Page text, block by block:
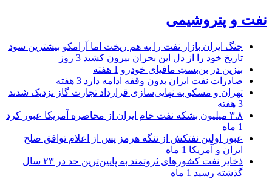
نفت و پتروشیمی
جنگ ایران بازار نفت را به هم ریخت اما آرامکو بیشترین سود
تاریخ خود را از دل این بحران بیرون کشید 3 روز
بنزین در بن‌بستِ مافیای خودرو 1 هفته
صادرات نفت ایران بدون وقفه ادامه دارد 3 هفته
تهران و مسکو به نهایی‌سازی قرارداد تجارت گاز نزدیک شدند
3 هفته
۳.۸ میلیون بشکه نفت خام ایران از محاصره آمریکا عبور کرد
1 ماه
عبور اولین نفتکش از تنگه هرمز پس از اعلام توافق صلح
ایران و آمریکا 1 ماه
ذخایر نفت کشورهای ثروتمند به پایین‌ترین حد در ۲۳ سال
گذشته رسید 1 ماه